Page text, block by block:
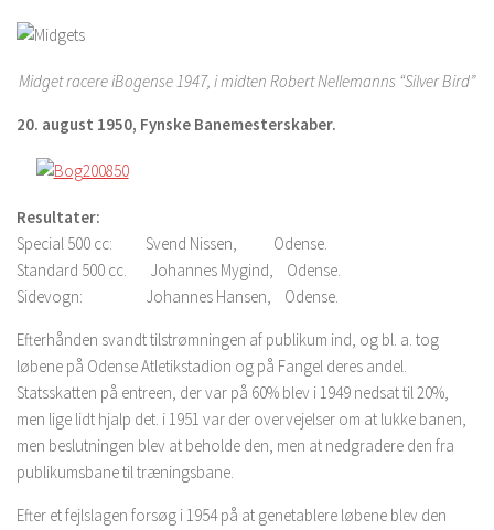
Midget racere iBogense 1947, i midten Robert Nellemanns “Silver Bird”
20. august 1950, Fynske Banemesterskaber.
Resultater:
Special 500 cc: Svend Nissen, Odense.
Standard 500 cc. Johannes Mygind, Odense.
Sidevogn: Johannes Hansen, Odense.
Efterhånden svandt tilstrømningen af publikum ind, og bl. a. tog
løbene på Odense Atletikstadion og på Fangel deres andel.
Statsskatten på entreen, der var på 60% blev i 1949 nedsat til 20%,
men lige lidt hjalp det. i 1951 var der overvejelser om at lukke banen,
men beslutningen blev at beholde den, men at nedgradere den fra
publikumsbane til træningsbane.
Efter et fejlslagen forsøg i 1954 på at genetablere løbene blev den